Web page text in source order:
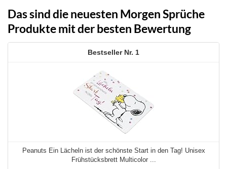
Das sind die neuesten Morgen Sprüche
Produkte mit der besten Bewertung
1
Peanuts Ein Lächeln ist der schönste Start in den Tag! Unisex
Frühstücksbrett Multicolor ...